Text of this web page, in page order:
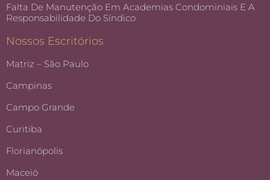
Falta De Manutenção Em Academias Condominiais E A
Responsabilidade Do Síndico
Nossos Escritórios
Matriz – São Paulo
Campinas
Campo Grande
Curitiba
Florianópolis
Maceió